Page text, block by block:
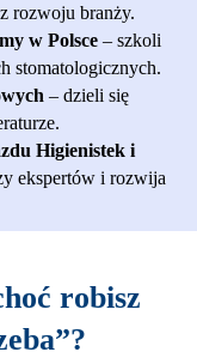
rozwoju branży.
w Polsce – szkoli
stomatologicznych.
– dzieli się
Higienistek i
ekspertów i rozwija
robisz